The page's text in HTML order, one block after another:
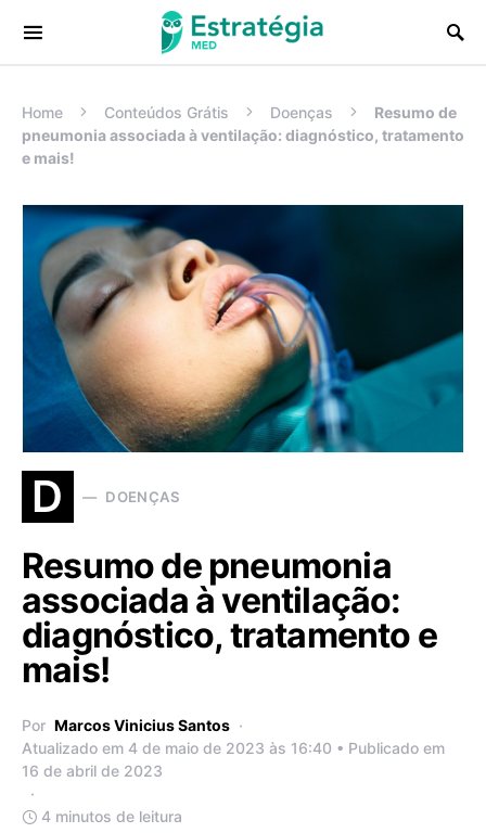
Procurar:
Home Conteúdos Grátis Doenças
Resumo de
pneumonia associada à ventilação: diagnóstico, tratamento
e mais!
D DOENÇAS
Resumo de pneumonia
associada à ventilação:
diagnóstico, tratamento e
mais!
Por Marcos Vinicius Santos
Atualizado em 4 de maio de 2023 às 16:40 • Publicado em
16 de abril de 2023
4 minutos de leitura